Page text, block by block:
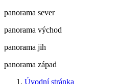
panorama sever
panorama východ
panorama jih
panorama západ
Úvodní stránka